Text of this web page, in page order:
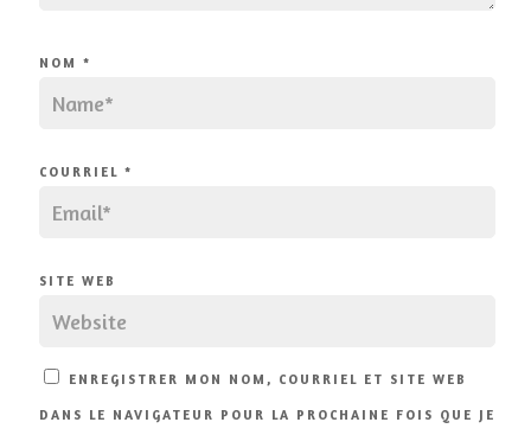
NOM *
COURRIEL *
SITE WEB
ENREGISTRER MON NOM, COURRIEL ET SITE WEB
DANS LE NAVIGATEUR POUR LA PROCHAINE FOIS QUE JE